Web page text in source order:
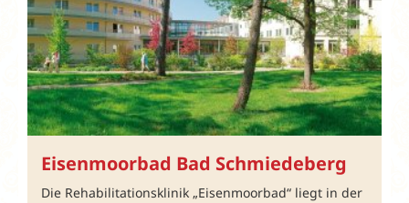
Eisenmoorbad Bad Schmiedeberg
Die Rehabilitationsklinik „Eisenmoorbad“ liegt in der